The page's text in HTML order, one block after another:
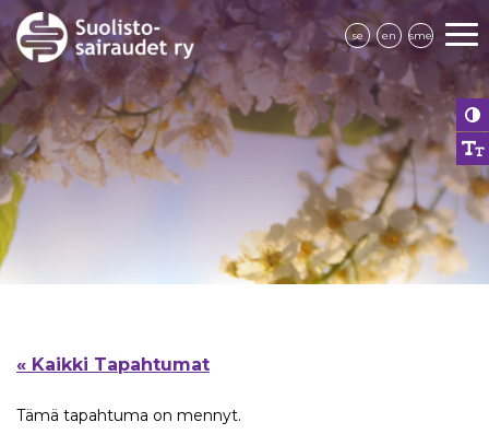
se en sme
« Kaikki Tapahtumat
Tämä tapahtuma on mennyt.